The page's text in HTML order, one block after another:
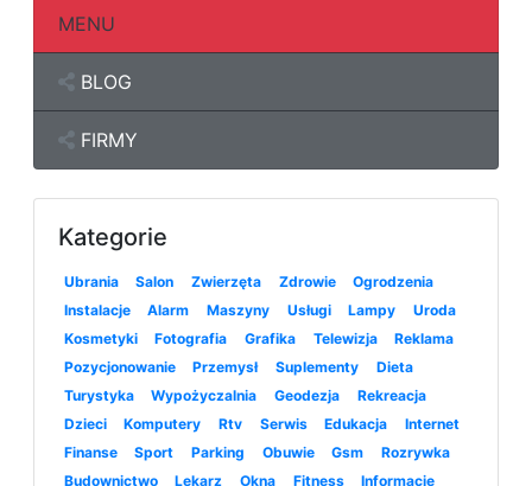
MENU
BLOG
FIRMY
Kategorie
Ubrania Salon Zwierzęta Zdrowie
Ogrodzenia
Instalacje
Alarm Maszyny Usługi Lampy
Uroda
Kosmetyki
Fotografia Grafika Telewizja
Reklama
Pozycjonowanie
Przemysł Suplementy
Dieta
Turystyka
Wypożyczalnia Geodezja
Rekreacja
Dzieci
Komputery Rtv Serwis Edukacja
Internet
Finanse
Sport Parking Obuwie Gsm
Rozrywka
Budownictwo
Lekarz Okna Fitness
Informacje